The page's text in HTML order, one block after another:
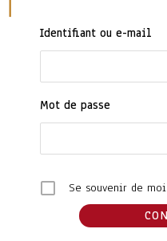
Identifiant ou e-mail
Mot de passe
Se souvenir de moi